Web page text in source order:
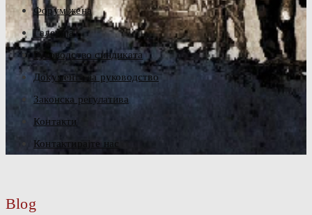
Форум жена
Галерија
Руководство синдиката
Документа за руководство
Законска регулатива
Контакти
Контактирајте нас
Blog